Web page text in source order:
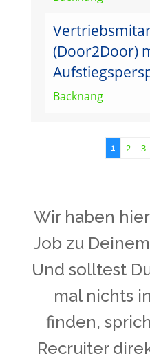
(Door2Door)
Backnang
1 2 3
Wir haben
Job zu
Und solltest
mal nichts
finden,
Recruiter